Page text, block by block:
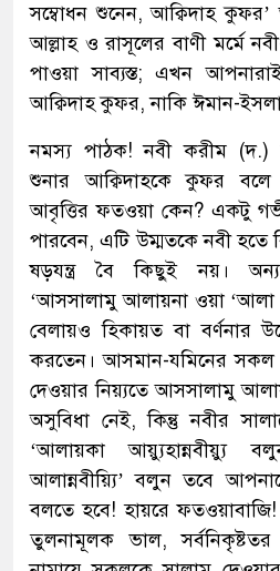
সম্বোধন শুনেন, আক্বিদাহ
আল্লাহ ও রাসূলের বাণী মর্মে
পাওয়া সাব্যস্ত; এখন
আক্বিদাহ কুফর, নাকি ঈমান-
নমস্য পাঠক! নবী করীম (দ.)
শুনার আক্বিদাহকে কুফর বলে
আবৃত্তির ফতওয়া কেন? একটু
পারবেন, এটি উম্মতকে নবী হতে
ষড়যন্ত্র বৈ কিছুই নয়।
‘আসসালামু আলায়না ওয়া ‘আলা
বেলায়ও হিকায়ত বা বর্ণনার
করতেন। আসমান-যমিনের সকল
দেওয়ার নিয়্যতে আসসালামু
অসুবিধা নেই, কিন্তু নবীর
‘আলায়কা আয়্যুহান্নবীয়্যু
আলান্নবীয়্যি’ বলুন তবে
বলতে হবে! হায়রে
তুলনামূলক ভাল,